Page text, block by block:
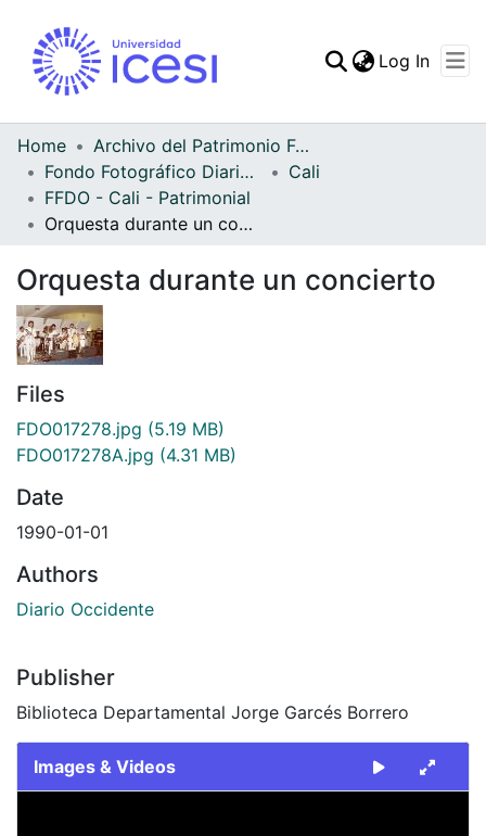
Statistics
Log In
Home
Archivo del Patrimonio Fotográfico y Fílmico del Valle del Cauca
Fondo Fotográfico Diario Occidente
Cali
FFDO - Cali - Patrimonial
Orquesta durante un concierto
Orquesta durante un concierto
Files
FDO017278.jpg (5.19 MB)
FDO017278A.jpg (4.31 MB)
Date
1990-01-01
Authors
Diario Occidente
Publisher
Biblioteca Departamental Jorge Garcés Borrero
Images & Videos